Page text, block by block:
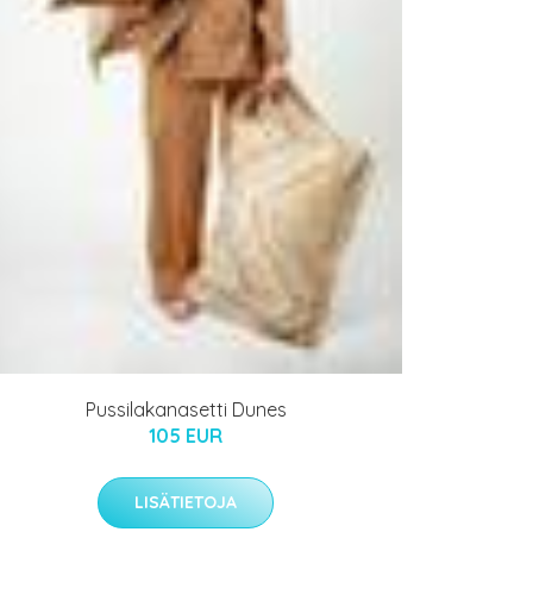
Pussilakanasetti Dunes
105 EUR
LISÄTIETOJA